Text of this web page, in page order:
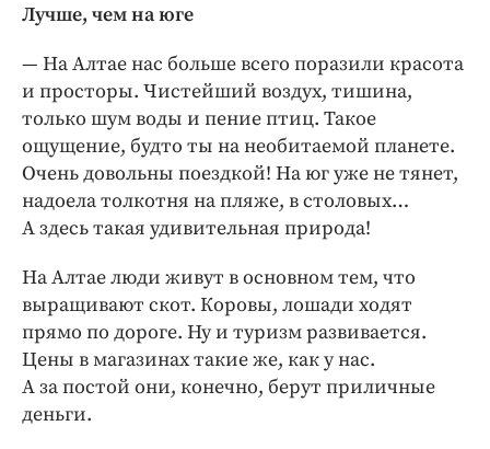
Лучше, чем на юге
— На Алтае нас больше всего поразили красота
и просторы. Чистейший воздух, тишина,
только шум воды и пение птиц. Такое
ощущение, будто ты на необитаемой планете.
Очень довольны поездкой! На юг уже не тянет,
надоела толкотня на пляже, в столовых…
А здесь такая удивительная природа!
На Алтае люди живут в основном тем, что
выращивают скот. Коровы, лошади ходят
прямо по дороге. Ну и туризм развивается.
Цены в магазинах такие же, как у нас.
А за постой они, конечно, берут приличные
деньги.